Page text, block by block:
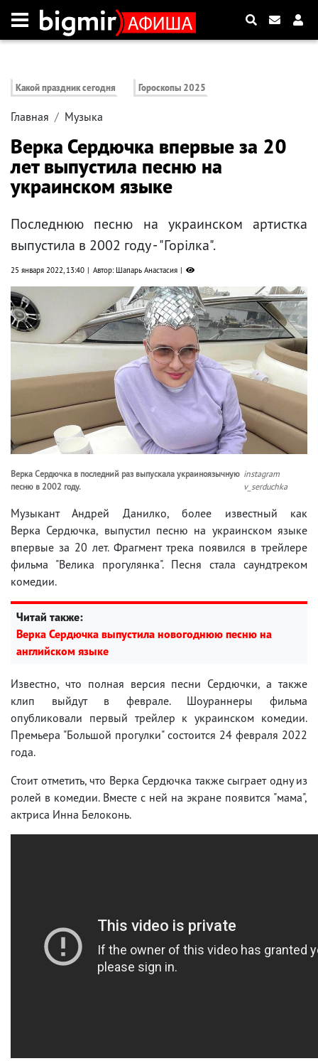
Какой праздник сегодня Гороскопы 2025
Главная Музыка
Верка Сердючка впервые за 20
лет выпустила песню на
украинском языке
Последнюю песню на украинском артистка
выпустила в 2002 году - "Горілка".
25 января 2022, 13:40 Автор: Шапарь Анастасия
Верка Сердючка в последний раз выпускала украиноязычную
песню в 2002 году.
instagram
v_serduchka
Музыкант Андрей Данилко, более известный как
Верка Сердючка, выпустил песню на украинском языке
впервые за 20 лет. Фрагмент трека появился в трейлере
фильма "Велика прогулянка". Песня стала саундтреком
комедии.
Читай также:
Верка Сердючка выпустила новогоднюю песню на
английском языке
Известно, что полная версия песни Сердючки, а также
клип выйдут в феврале. Шоураннеры фильма
опубликовали первый трейлер к украинском комедии.
Премьера "Большой прогулки" состоится 24 февраля 2022
года.
Стоит отметить, что Верка Сердючка также сыграет одну из
ролей в комедии. Вместе с ней на экране появится "мама",
актриса Инна Белоконь.